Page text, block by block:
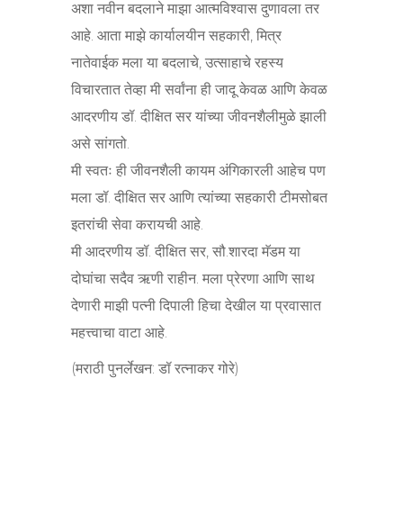
अशा नवीन बदलाने माझा आत्मविश्वास दुणावला तर
आहे. आता माझे कार्यालयीन सहकारी, मित्र
नातेवाईक मला या बदलाचे, उत्साहाचे रहस्य
विचारतात तेव्हा मी सर्वांना ही जादू केवळ आणि केवळ
आदरणीय डॉ. दीक्षित सर यांच्या जीवनशैलीमुळे झाली
असे सांगतो.
मी स्वतः ही जीवनशैली कायम अंगिकारली आहेच पण
मला डॉ. दीक्षित सर आणि त्यांच्या सहकारी टीमसोबत
इतरांची सेवा करायची आहे.
मी आदरणीय डॉ. दीक्षित सर, सौ.शारदा मॅडम या
दोघांचा सदैव ऋणी राहीन. मला प्रेरणा आणि साथ
देणारी माझी पत्नी दिपाली हिचा देखील या प्रवासात
महत्त्वाचा वाटा आहे.
(मराठी पुनर्लेखन: डॉ रत्नाकर गोरे)